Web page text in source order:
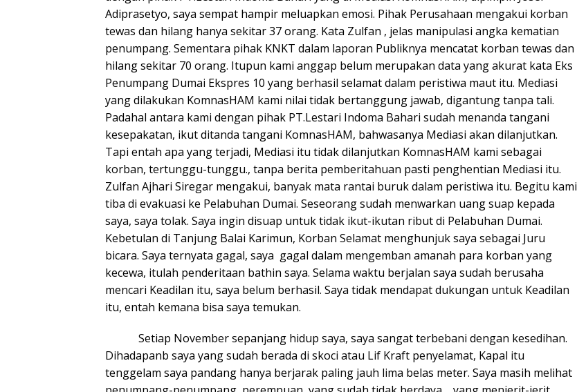
Adiprasetyo, saya sempat hampir meluapkan emosi. Pihak Perusahaan mengakui korban
tewas dan hilang hanya sekitar 37 orang. Kata Zulfan , jelas manipulasi angka kematian
penumpang. Sementara pihak KNKT dalam laporan Publiknya mencatat korban tewas dan
hilang sekitar 70 orang. Itupun kami anggap belum merupakan data yang akurat kata Eks
Penumpang Dumai Ekspres 10 yang berhasil selamat dalam peristiwa maut itu. Mediasi
yang dilakukan KomnasHAM kami nilai tidak bertanggung jawab, digantung tanpa tali.
Padahal antara kami dengan pihak PT.Lestari Indoma Bahari sudah menanda tangani
kesepakatan, ikut ditanda tangani KomnasHAM, bahwasanya Mediasi akan dilanjutkan.
Tapi entah apa yang terjadi, Mediasi itu tidak dilanjutkan KomnasHAM kami sebagai
korban, tertunggu-tunggu., tanpa berita pemberitahuan pasti penghentian Mediasi itu.
Zulfan Ajhari Siregar mengakui, banyak mata rantai buruk dalam peristiwa itu. Begitu kami
tiba di evakuasi ke Pelabuhan Dumai. Seseorang sudah menwarkan uang suap kepada
saya, saya tolak. Saya ingin disuap untuk tidak ikut-ikutan ribut di Pelabuhan Dumai.
Kebetulan di Tanjung Balai Karimun, Korban Selamat menghunjuk saya sebagai Juru
bicara. Saya ternyata gagal, saya gagal dalam mengemban amanah para korban yang
kecewa, itulah penderitaan bathin saya. Selama waktu berjalan saya sudah berusaha
mencari Keadilan itu, saya belum berhasil. Saya tidak mendapat dukungan untuk Keadilan
itu, entah kemana bisa saya temukan.
Setiap November sepanjang hidup saya, saya sangat terbebani dengan kesedihan.
Dihadapanb saya yang sudah berada di skoci atau Lif Kraft penyelamat, Kapal itu
tenggelam saya pandang hanya berjarak paling jauh lima belas meter. Saya masih melihat